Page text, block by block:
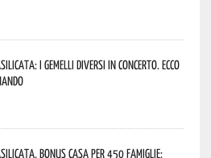
i Gemelli DiVersi in concerto. Ecco
Bonus casa per 450 famiglie: